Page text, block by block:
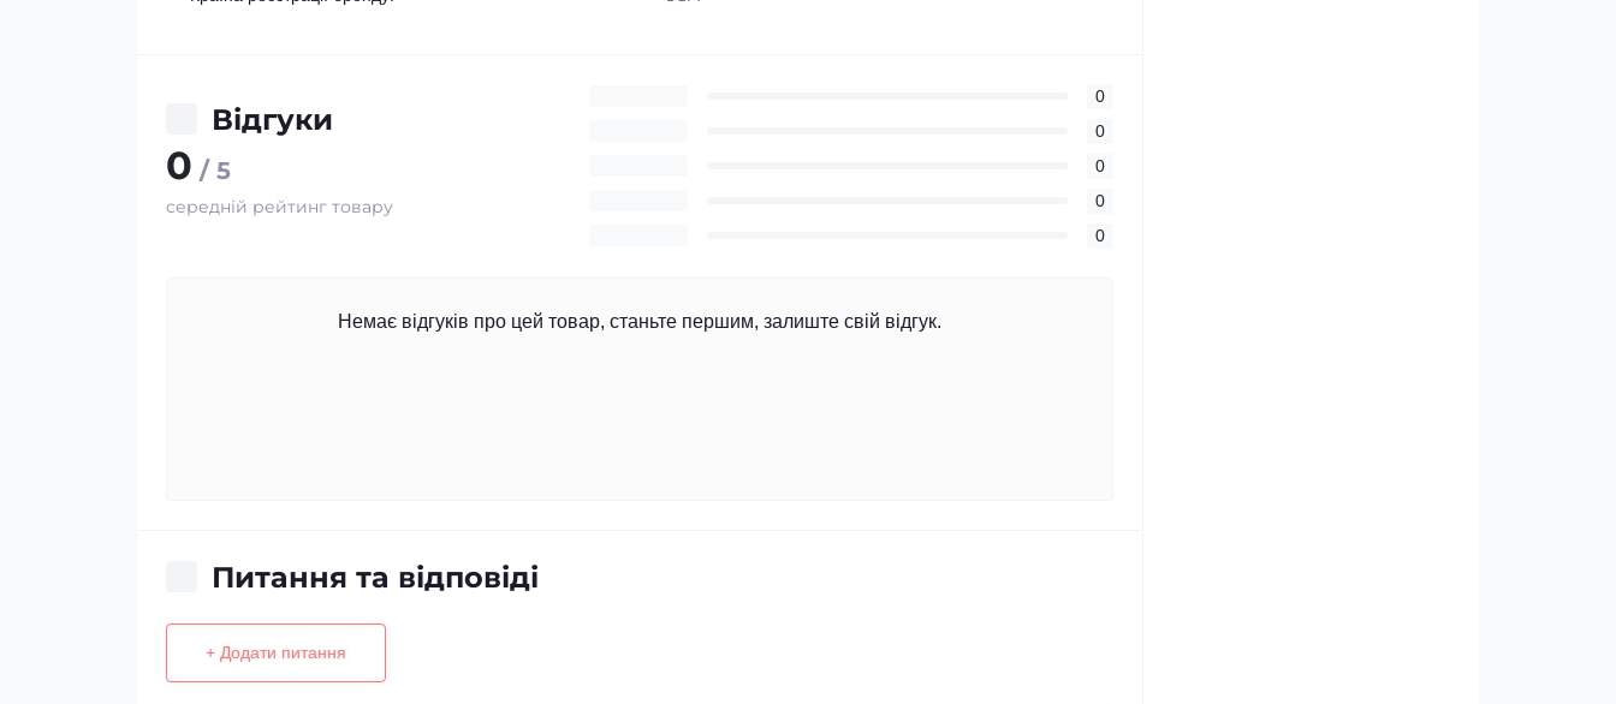
Відгуки
0 / 5
середній рейтинг товару
0
0
0
0
0
Немає відгуків про цей товар, станьте першим, залиште свій відгук.
Питання та відповіді
+ Додати питання